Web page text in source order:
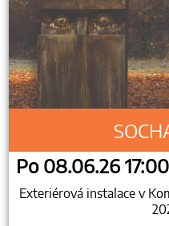
Po 08.06.26
Exteriérová instalace v